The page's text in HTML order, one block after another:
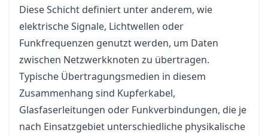
Diese Schicht definiert unter anderem, wie
elektrische Signale, Lichtwellen oder
Funkfrequenzen genutzt werden, um Daten
zwischen Netzwerkknoten zu übertragen.
Typische Übertragungsmedien in diesem
Zusammenhang sind Kupferkabel,
Glasfaserleitungen oder Funkverbindungen, die je
nach Einsatzgebiet unterschiedliche physikalische